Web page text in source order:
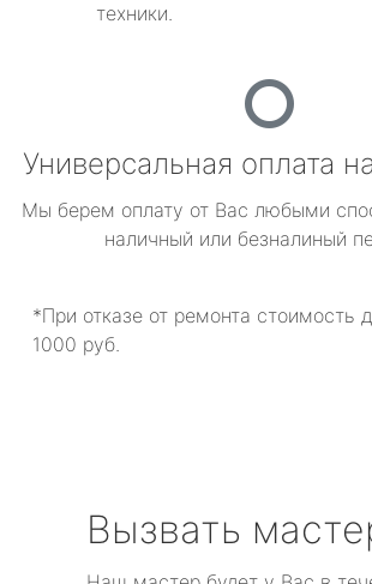
техники.
Универсальная оплата
Мы берем оплату от Вас любыми
наличный или безналиный
*При отказе от ремонта стоимость
1000 руб.
Вызвать